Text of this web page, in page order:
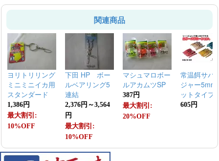
関連商品
ヨリトリリング
ミニミニイカ用
スタンダード
1,386円
最大割引:
10%OFF
下田 HP ボー
ルベアリング5
連結
2,376円～3,564
円
最大割引:
10%OFF
マシュマロボー
ルアカムツSP
387円
最大割引:
20%OFF
常温餌サバ
ジャー5mm
ットタイプ
605円